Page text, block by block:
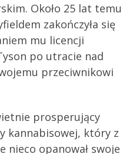
Około 25 lat temu
zakończyła się
mu licencji
po utracie nad
przeciwnikowi
prosperujący
kannabisowej, który z
nieco opanował swoje